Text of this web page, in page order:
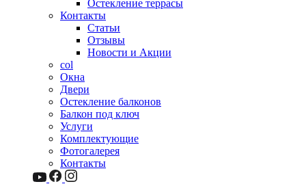
Остекление террасы
Контакты
Статьи
Отзывы
Новости и Акции
col
Окна
Двери
Остекление балконов
Балкон под ключ
Услуги
Комплектующие
Фотогалерея
Контакты